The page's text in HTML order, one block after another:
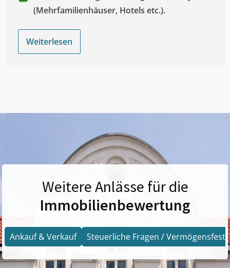
(Mehrfamilienhäuser, Hotels etc.).
Weiterlesen
Weitere Anlässe für die
Immobilienbewertung
Ankauf & Verkauf Steuerliche Fragen /